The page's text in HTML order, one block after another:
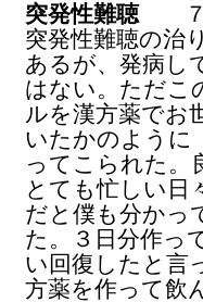
突発性難聴７０
突発性難聴の治
あるが、発病し
はない。ただこ
ルを漢方薬でお
いたかのように
ってこられた。
とても忙しい日
だと僕も分かっ
た。３日分作っ
い回復したと言
方薬を作って飲